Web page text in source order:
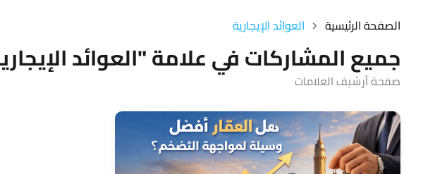
الصفحة الرئيسية العوائد الإيجارية
جميع المشاركات في علامة "العوائد
صفحة أرشيف العلامات